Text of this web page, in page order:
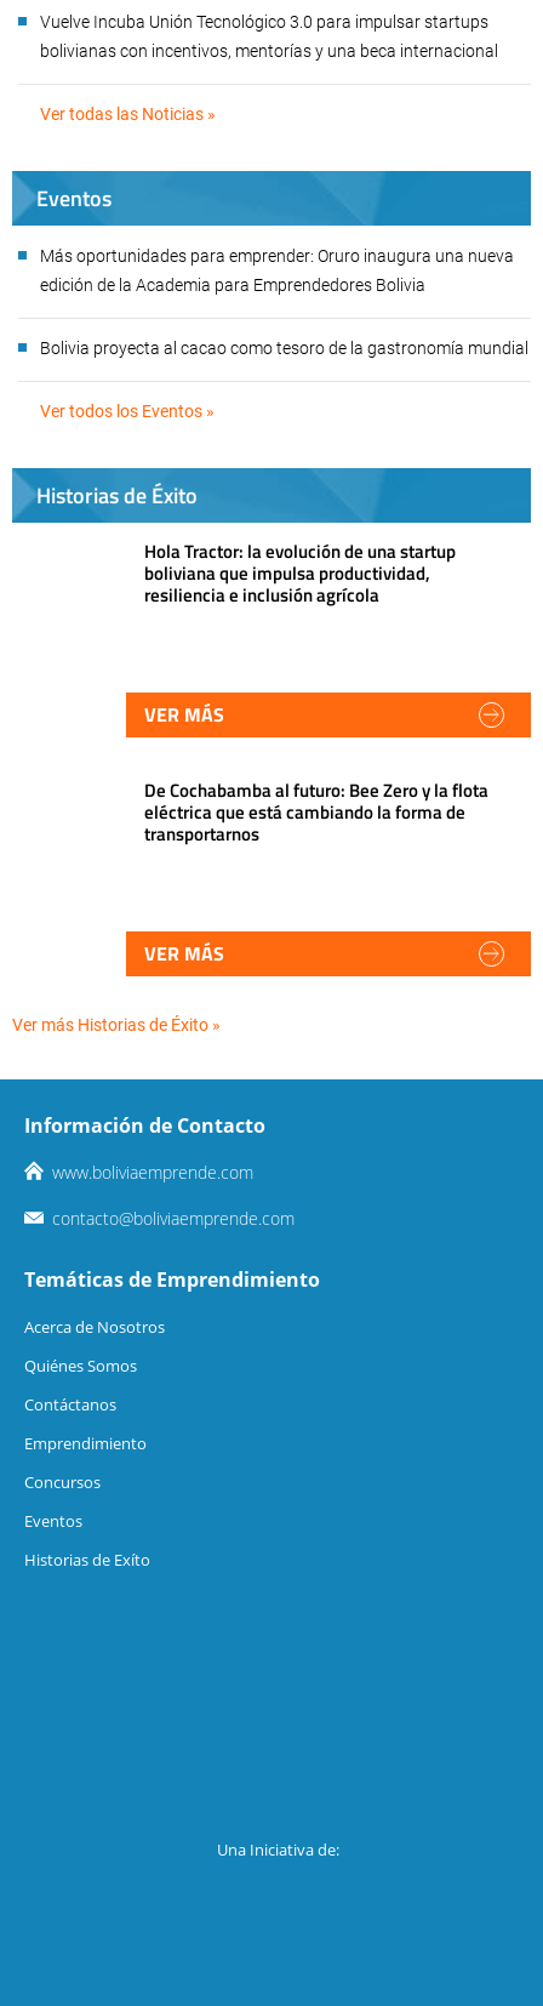
Vuelve Incuba Unión Tecnológico 3.0 para impulsar startups
bolivianas con incentivos, mentorías y una beca internacional
Ver todas las Noticias »
Eventos
Más oportunidades para emprender: Oruro inaugura una nueva
edición de la Academia para Emprendedores Bolivia
Bolivia proyecta al cacao como tesoro de la gastronomía mundial
Ver todos los Eventos »
Historias de Éxito
Hola Tractor: la evolución de una startup
boliviana que impulsa productividad,
resiliencia e inclusión agrícola
VER MÁS
De Cochabamba al futuro: Bee Zero y la flota
eléctrica que está cambiando la forma de
transportarnos
VER MÁS
Ver más Historias de Éxito »
Información de Contacto
www.boliviaemprende.com
contacto@boliviaemprende.com
Temáticas de Emprendimiento
Acerca de Nosotros
Quiénes Somos
Contáctanos
Emprendimiento
Concursos
Eventos
Historias de Exíto
Una Iniciativa de: